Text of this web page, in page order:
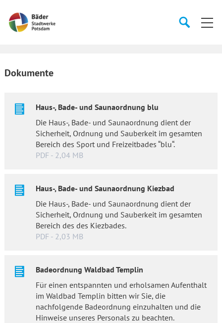
Startseite
SucheSuche
Dokumente
Haus-, Bade- und Saunaordnung blu
Die Haus-, Bade- und Saunaordnung dient der
Sicherheit, Ordnung und Sauberkeit im gesamten
Bereich des Sport und Freizeitbades “blu“.
PDF - 2,04 MB
Haus-, Bade- und Saunaordnung Kiezbad
Die Haus-, Bade- und Saunaordnung dient der
Sicherheit, Ordnung und Sauberkeit im gesamten
Bereich des des Kiezbades.
PDF - 2,03 MB
Badeordnung Waldbad Templin
Für einen entspannten und erholsamen Aufenthalt
im Waldbad Templin bitten wir Sie, die
nachfolgende Badeordnung einzuhalten und die
Hinweise unseres Personals zu beachten.